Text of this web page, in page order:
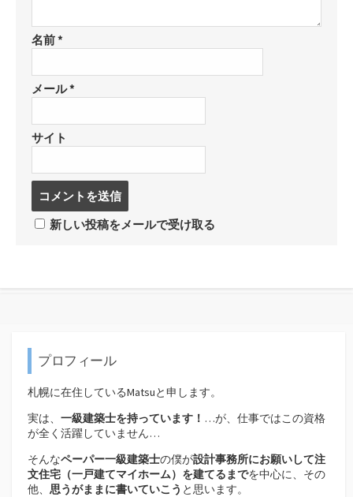
名前*
メール*
サイト
ン
新しい投稿をメールで受け取る
プロフィール
札幌に在住しているMatsuと申します。
実は、 一級建築士を持っています！ …が、仕事ではこの資格
が全く活躍していません…
そんなペーパー一級建築士の僕が設計事務所にお願いして注
文住宅（一戸建てマイホーム）を建てるまでを中心に、その
他、 思うがままに書いていこう と思います。